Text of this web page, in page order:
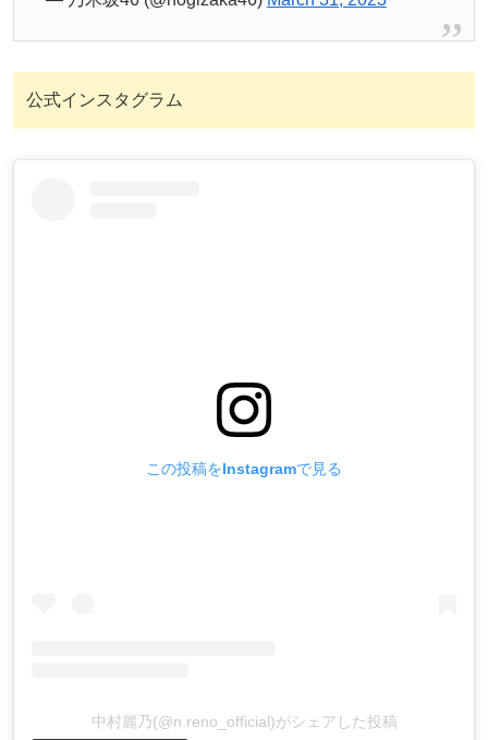
公式インスタグラム
この投稿をInstagramで見る
中村麗乃(@n.reno_official)がシェアした投稿